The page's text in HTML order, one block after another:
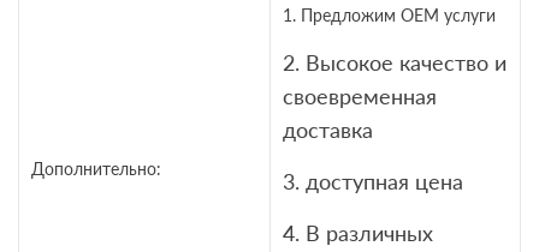
Дополнительно:
1. Предложим OEM услуги
2. Высокое качество и
своевременная
доставка
3. доступная цена
4. В различных